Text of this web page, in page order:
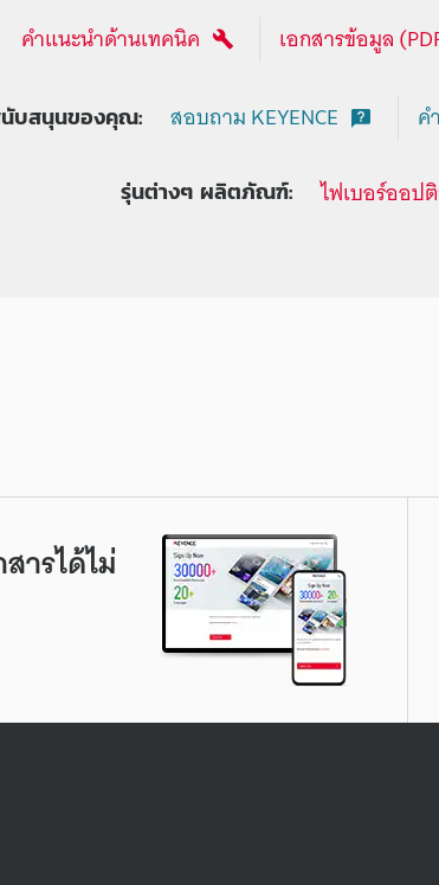
คำแนะนำด้านเทคนิค เอกสารข้อมูล
นับสนุนของคุณ: สอบถาม KEYENCE ค
รุ่นต่างๆ ผลิตภัณฑ์: ไฟเบอร์ออป
ารได้ไม่